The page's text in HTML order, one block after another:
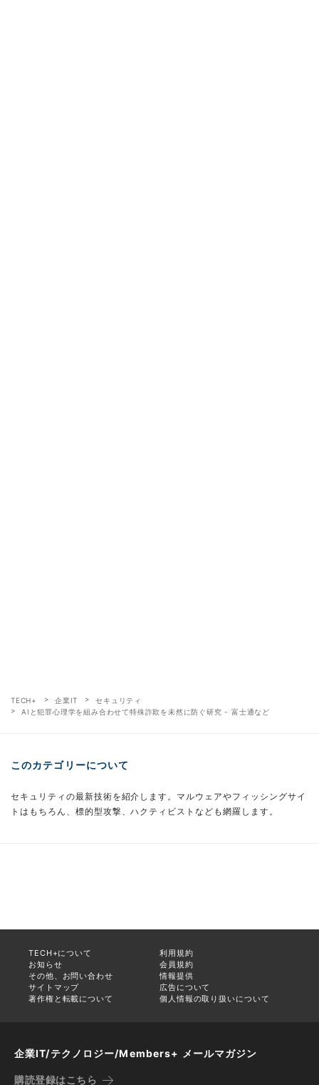
TECH+ 企業IT
セキュリティ
AIと犯罪心理学を組み合わせて特殊詐欺を未然に防ぐ研究 - 富士通など
このカテゴリーについて
セキュリティの最新技術を紹介します。マルウェアやフィッシングサイ
トはもちろん、標的型攻撃、ハクティビストなども網羅します。
TECH+について
利用規約
お知らせ
会員規約
その他、お問い合わせ
情報提供
サイトマップ
広告について
著作権と転載について
個人情報の取り扱いについて
企業IT/テクノロジー/Members+ メールマガジン
購読登録はこちら